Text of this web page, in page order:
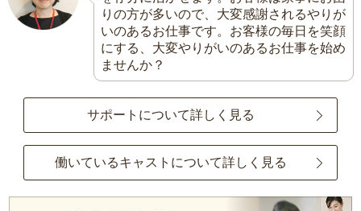
りの方が多いので、大変感謝されるやりが
いのあるお仕事です。お客様の毎日を笑顔
にする、大変やりがいのあるお仕事を始め
ませんか？
サポートについて詳しく見る
働いているキャストについて詳しく見る